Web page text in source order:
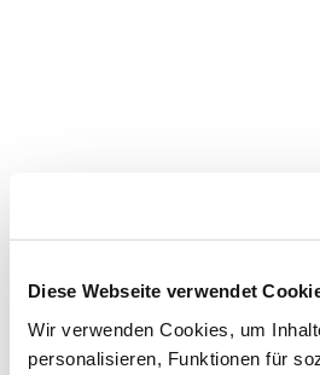
Diese Webseite verwendet
Wir verwenden Cookies, um
personalisieren, Funktionen für